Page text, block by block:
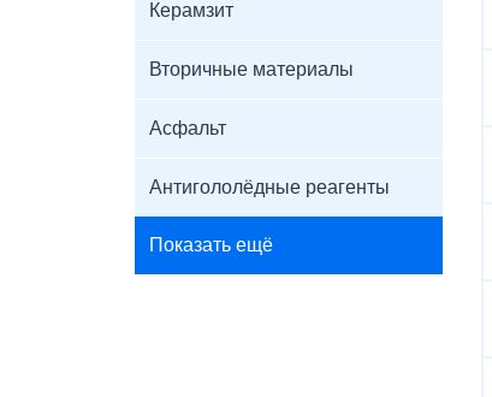
Керамзит
Вторичные материалы
Асфальт
Антигололёдные реагенты
Показать ещё